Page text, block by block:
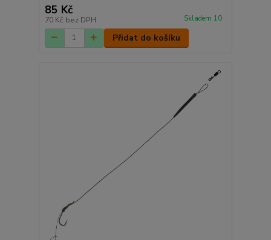
85 Kč
70 Kč bez DPH Skladem 10
Přidat do košíku